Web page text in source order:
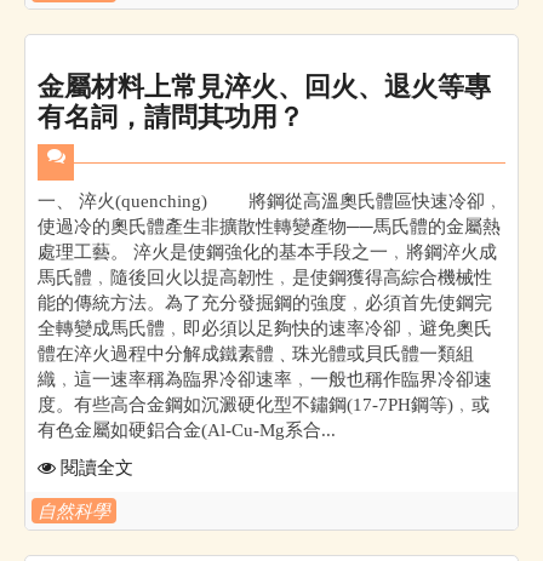
金屬材料上常見淬火、回火、退火等專
有名詞，請問其功用？
一、 淬火(quenching) 將鋼從高溫奧氏體區快速冷卻﹐
使過冷的奧氏體產生非擴散性轉變產物──馬氏體的金屬熱
處理工藝。 淬火是使鋼強化的基本手段之一﹐將鋼淬火成
馬氏體﹐隨後回火以提高韌性﹐是使鋼獲得高綜合機械性
能的傳統方法。為了充分發掘鋼的強度﹐必須首先使鋼完
全轉變成馬氏體﹐即必須以足夠快的速率冷卻﹐避免奧氏
體在淬火過程中分解成鐵素體﹑珠光體或貝氏體一類組
織﹐這一速率稱為臨界冷卻速率﹐一般也稱作臨界冷卻速
度。有些高合金鋼如沉澱硬化型不鏽鋼(17-7PH鋼等)﹐或
有色金屬如硬鋁合金(Al-Cu-Mg系合...
閱讀全文
自然科學